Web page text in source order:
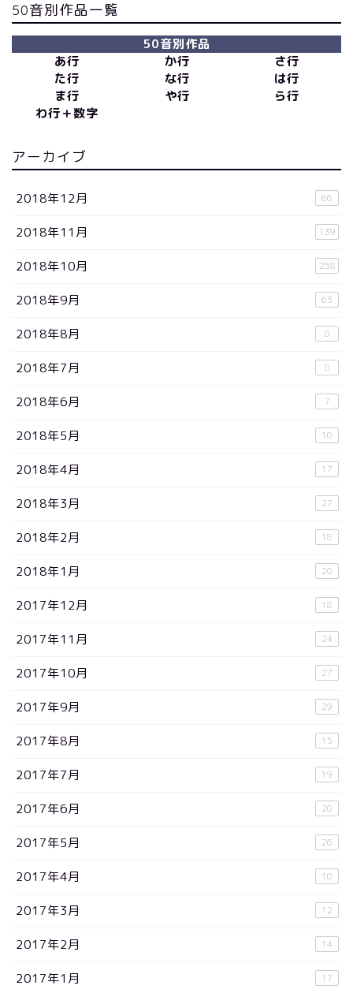
50音別作品一覧
50音別作品
あ行
か行
さ行
た行
な行
は行
ま行
や行
ら行
わ行＋数字
アーカイブ
2018年12月 66
2018年11月 139
2018年10月 258
2018年9月 63
2018年8月 8
2018年7月 8
2018年6月 7
2018年5月 10
2018年4月 17
2018年3月 27
2018年2月 18
2018年1月 20
2017年12月 18
2017年11月 24
2017年10月 27
2017年9月 29
2017年8月 15
2017年7月 19
2017年6月 20
2017年5月 26
2017年4月 10
2017年3月 12
2017年2月 14
2017年1月 17